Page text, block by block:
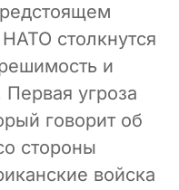
столкнутся
и
Первая угроза
говорит об
стороны
войска